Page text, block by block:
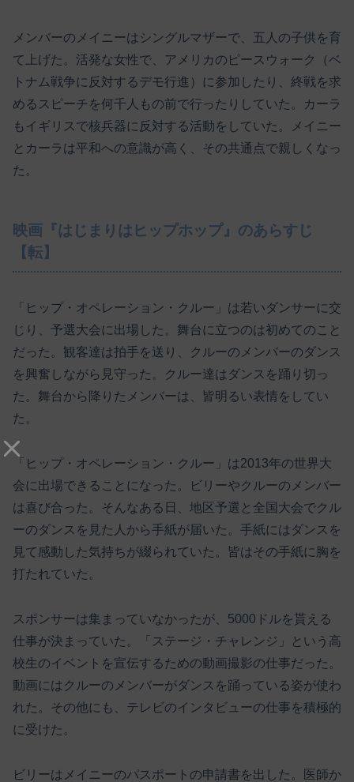
メンバーのメイニーはシングルマザーで、五人の子供を育
て上げた。活発な女性で、アメリカのピースウォーク（ベ
トナム戦争に反対するデモ行進）に参加したり、終戦を求
めるスピーチを何千人もの前で行ったりしていた。カーラ
もイギリスで核兵器に反対する活動をしていた。メイニー
とカーラは平和への意識が高く、その共通点で親しくなっ
た。
映画『はじまりはヒップホップ』のあらすじ
【転】
「ヒップ・オペレーション・クルー」は若いダンサーに交
じり、予選大会に出場した。舞台に立つのは初めてのこと
だった。観客達は拍手を送り、クルーのメンバーのダンス
を興奮しながら見守った。クルー達はダンスを踊り切っ
た。舞台から降りたメンバーは、皆明るい表情をしてい
た。
「ヒップ・オペレーション・クルー」は2013年の世界大
会に出場できることになった。ビリーやクルーのメンバー
は喜び合った。そんなある日、地区予選と全国大会でクル
ーのダンスを見た人から手紙が届いた。手紙にはダンスを
見て感動した気持ちが綴られていた。皆はその手紙に胸を
打たれていた。
スポンサーは集まっていなかったが、5000ドルを貰える
仕事が決まっていた。「ステージ・チャレンジ」という高
校生のイベントを宣伝するための動画撮影の仕事だった。
動画にはクルーのメンバーがダンスを踊っている姿が使わ
れた。その他にも、テレビのインタビューの仕事を積極的
に受けた。
ビリーはメイニーのパスポートの申請書を出した。医師か